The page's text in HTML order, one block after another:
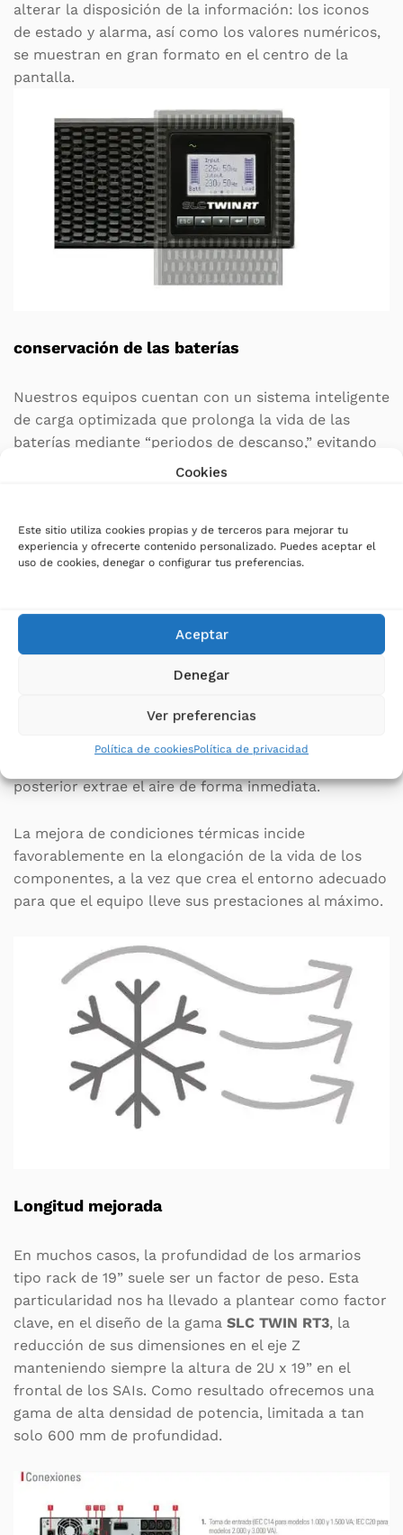
Cookies
Este sitio utiliza cookies propias y de terceros para mejorar tu
experiencia y ofrecerte contenido personalizado. Puedes aceptar el
uso de cookies, denegar o configurar tus preferencias.
Aceptar
Denegar
Ver preferencias
Política de cookiesPolítica de privacidad
alterar la disposición de la información: los iconos
de estado y alarma, así como los valores numéricos,
se muestran en gran formato en el centro de la
pantalla.
conservación de las baterías
Nuestros equipos cuentan con un sistema inteligente
de carga optimizada que prolonga la vida de las
baterías mediante “periodos de descanso,” evitando
la carga continua. Con tres niveles de carga,
garantiza condiciones óptimas de carga. Además, el
puerto RJ45 para módulos adicionales permite
Gestión avanzada de la temperatura interna
SLC TWIN RT3, a partir de 1.500 VA,
velocidad variable para optimizar las condiciones
térmicas en el interior del equipo. La batería frontal
posterior extrae el aire de forma inmediata.
La mejora de condiciones térmicas incide
favorablemente en la elongación de la vida de los
componentes, a la vez que crea el entorno adecuado
para que el equipo lleve sus prestaciones al máximo.
Longitud mejorada
En muchos casos, la profundidad de los armarios
tipo rack de 19” suele ser un factor de peso. Esta
particularidad nos ha llevado a plantear como factor
clave, en el diseño de la gama SLC TWIN RT3, la
reducción de sus dimensiones en el eje Z
manteniendo siempre la altura de 2U x 19” en el
frontal de los SAIs. Como resultado ofrecemos una
gama de alta densidad de potencia, limitada a tan
solo 600 mm de profundidad.